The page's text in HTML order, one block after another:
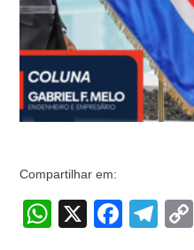
Compartilhar em:
W
X
F
T